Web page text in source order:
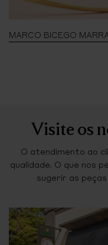
MARCO BICEGO
Visite os
O atendimento ao
qualidade. O que nos
sugerir as